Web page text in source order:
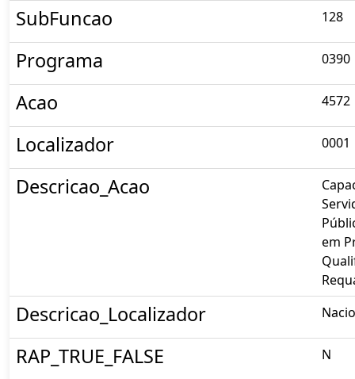
SubFuncao 128
Programa 0390
Acao 4572
Localizador 0001
Descricao_Acao
em
Descricao_Localizador
RAP_TRUE_FALSE N